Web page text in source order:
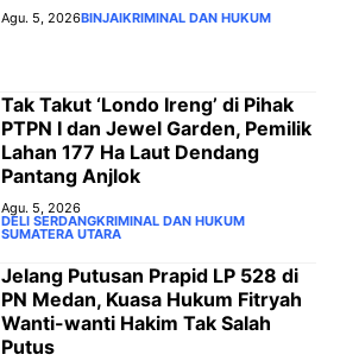
Agu. 5, 2026BINJAIKRIMINAL DAN HUKUM
Tak Takut ‘Londo Ireng’ di Pihak
PTPN I dan Jewel Garden, Pemilik
Lahan 177 Ha Laut Dendang
Pantang Anjlok
Agu. 5, 2026
DELI SERDANGKRIMINAL DAN HUKUM
SUMATERA UTARA
‎Jelang Putusan Prapid LP 528 di
PN Medan, Kuasa Hukum Fitryah
Wanti-wanti Hakim Tak Salah
Putus